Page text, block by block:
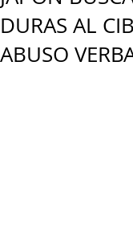
DURAS AL
ABUSO